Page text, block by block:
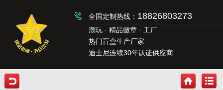
全国定制热线： 18826803273
潮玩 · 精品徽章 · 工厂
热门盲盒生产厂家
迪士尼连续30年认证供应商